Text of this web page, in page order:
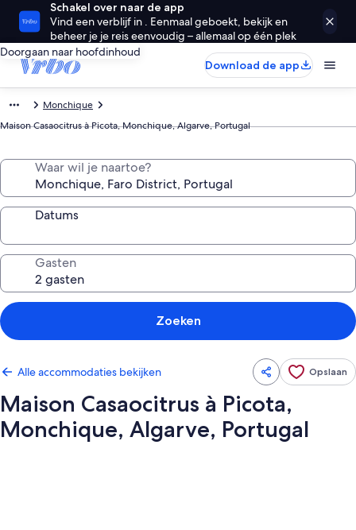
Schakel over naar de app
Vind een verblijf in . Eenmaal geboekt, bekijk en
beheer je je reis eenvoudig – allemaal op één plek
Doorgaan naar hoofdinhoud
Download de app
Monchique
Maison Casaocitrus à Picota, Monchique, Algarve, Portugal
Waar wil je naartoe?
Datums
Gasten
Zoeken
Alle accommodaties bekijken Opslaan
Maison Casaocitrus à Picota,
Monchique, Algarve, Portugal